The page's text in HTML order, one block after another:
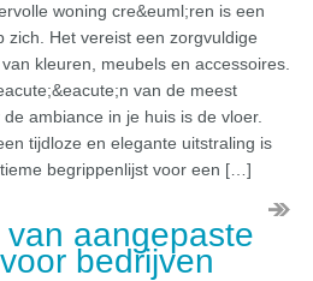
woning cre&euml;ren is een
zich. Het vereist een zorgvuldige
kleuren, meubels en accessoires.
van de meest
ambiance in je huis is de vloer.
tijdloze en elegante uitstraling is
begrippenlijst voor een […]
aangepaste
bedrijven